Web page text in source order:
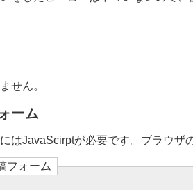
せん。
ーム
はJavaScirptが必要です。ブラウザ
フォーム